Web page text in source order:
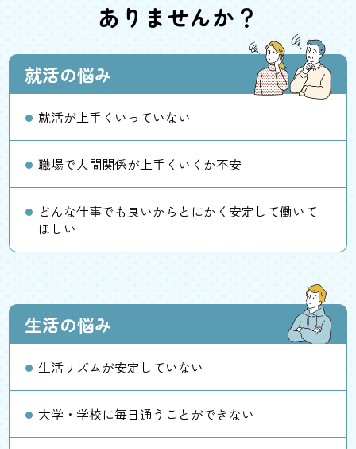
ありませんか？
就活の悩み
就活が上手くいっていない
職場で人間関係が上手くいくか不安
どんな仕事でも良いからとにかく安定して働いて
ほしい
生活の悩み
生活リズムが安定していない
大学・学校に毎日通うことができない